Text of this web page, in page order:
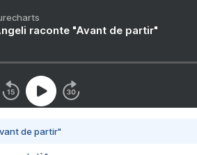
raconte "Avant de partir"
de partir"